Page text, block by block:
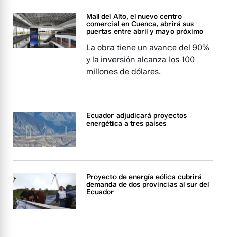
Mall del Alto, el nuevo centro
comercial en Cuenca, abrirá sus
puertas entre abril y mayo próximo
La obra tiene un avance del 90%
y la inversión alcanza los 100
millones de dólares.
Ecuador adjudicará proyectos
energética a tres países
Proyecto de energía eólica cubrirá
demanda de dos provincias al sur del
Ecuador